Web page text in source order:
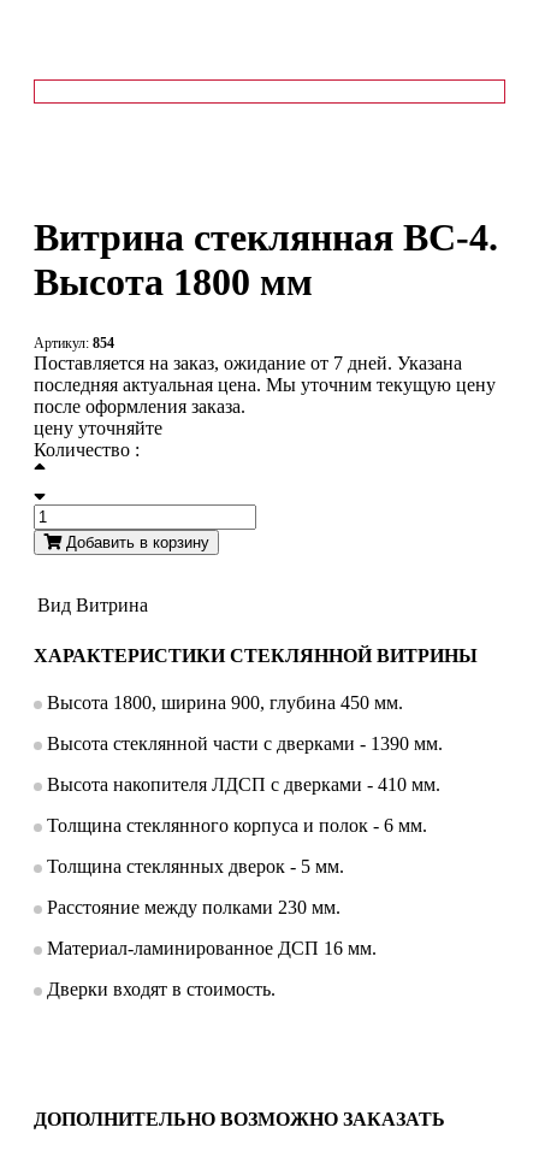
Витрина стеклянная ВС-4.
Высота 1800 мм
Артикул: 854
Поставляется на заказ, ожидание от 7 дней. Указана
последняя актуальная цена. Мы уточним текущую цену
после оформления заказа.
цену уточняйте
Количество :
Добавить в корзину
Вид Витрина
ХАРАКТЕРИСТИКИ СТЕКЛЯННОЙ ВИТРИНЫ
Высота 1800, ширина 900, глубина 450 мм.
Высота стеклянной части с дверками - 1390 мм.
Высота накопителя ЛДСП с дверками - 410 мм.
Толщина стеклянного корпуса и полок - 6 мм.
Толщина стеклянных дверок - 5 мм.
Расстояние между полками 230 мм.
Материал-ламинированное ДСП 16 мм.
Дверки входят в стоимость.
ДОПОЛНИТЕЛЬНО ВОЗМОЖНО ЗАКАЗАТЬ